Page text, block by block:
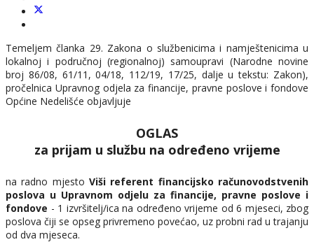
Temeljem članka 29. Zakona o službenicima i namještenicima u
lokalnoj i područnoj (regionalnoj) samoupravi (Narodne novine
broj 86/08, 61/11, 04/18, 112/19, 17/25, dalje u tekstu: Zakon),
pročelnica Upravnog odjela za financije, pravne poslove i fondove
Općine Nedelišće objavljuje
OGLAS
za prijam u službu na određeno vrijeme
na radno mjesto Viši referent financijsko računovodstvenih
poslova u Upravnom odjelu za financije, pravne poslove i
fondove - 1 izvršitelj/ica na određeno vrijeme od 6 mjeseci, zbog
poslova čiji se opseg privremeno povećao, uz probni rad u trajanju
od dva mjeseca.